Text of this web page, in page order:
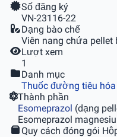
Số đăng ký
VN-23116-22
Dạng bào chế
Viên nang chứa pellet
Lượt xem
1
Danh mục
Thuốc đường tiêu hóa
Thành phần
Esomeprazol (dạng
Esomeprazol
Quy cách đóng gói